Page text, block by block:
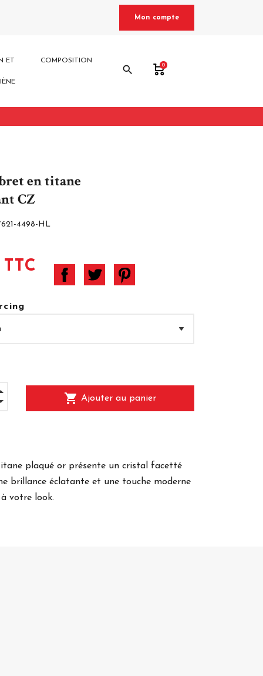
Mon compte
ET COMPOSITION
search 0
en titane
CZ
4498-HL
shopping_cart Ajouter au panier
plaqué or présente un cristal facetté
brillance éclatante et une touche moderne
votre look.